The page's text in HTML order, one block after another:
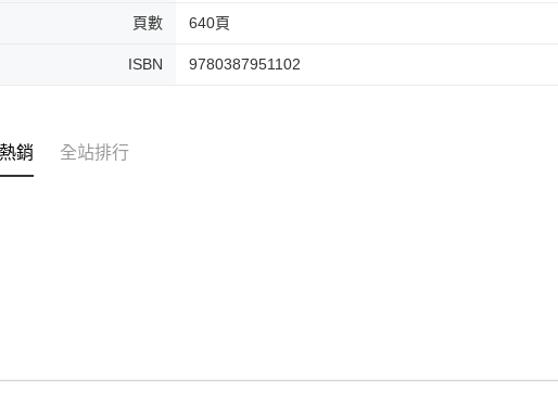
頁數 640頁
ISBN 9780387951102
銷 全站排行